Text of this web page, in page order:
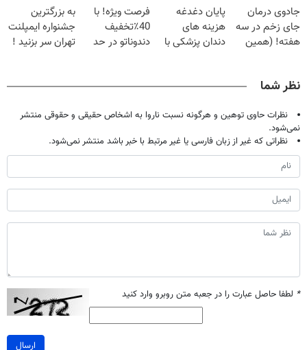
میلیون تومان!!!
(40%off)
میکنه
(40%تخفیف)
درمانش کرد؟؟؟؟
جادوی درمان
جای زخم در سه
هفته! (همین
پایان دغدغه
هزینه های
دندان پزشکی با
فرصت ویژه! با
40٪تخفیف
دندوناتو در حد
به بزرگترین
جشنواره ایمپلنت
تهران سر بزنید !
نظر شما
نظرات حاوی توهین و هرگونه نسبت ناروا به اشخاص حقیقی و حقوقی منتشر
نمی‌شود.
نظراتی که غیر از زبان فارسی یا غیر مرتبط با خبر باشد منتشر نمی‌شود.
* لطفا حاصل عبارت را در جعبه متن روبرو وارد کنید
ارسال